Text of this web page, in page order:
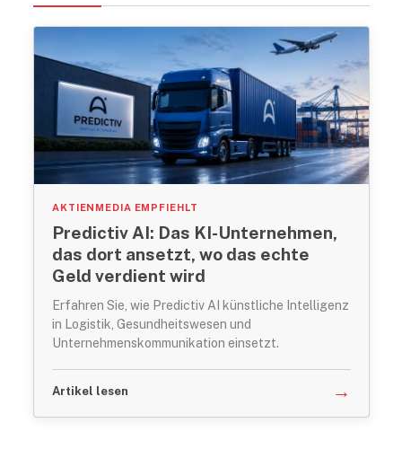
AKTIENMEDIA EMPFIEHLT
Predictiv AI: Das KI-Unternehmen,
das dort ansetzt, wo das echte
Geld verdient wird
Erfahren Sie, wie Predictiv AI künstliche Intelligenz
in Logistik, Gesundheitswesen und
Unternehmenskommunikation einsetzt.
Artikel lesen →